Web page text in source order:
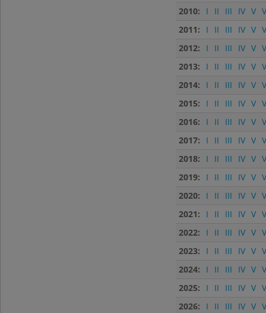
2010:
I II III IV V
2011:
I II III IV V
2012:
I II III IV V
2013:
I II III IV V
2014:
I II III IV V
2015:
I II III IV V
2016:
I II III IV V
2017:
I II III IV V
2018:
I II III IV V
2019:
I II III IV V
2020:
I II III IV V
2021:
I II III IV V
2022:
I II III IV V
2023:
I II III IV V
2024:
I II III IV V
2025:
I II III IV V
2026:
I II III IV V